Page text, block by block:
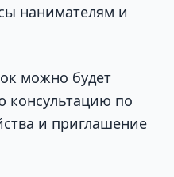
нанимателям и
можно будет
консультацию по
и приглашение